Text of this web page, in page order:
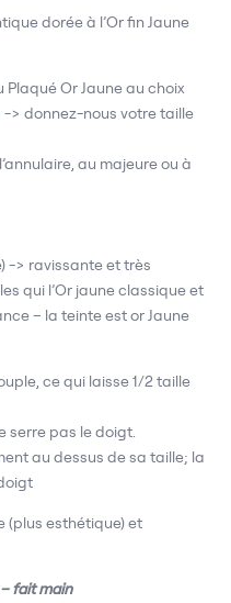
dorée à l’Or fin Jaune
Plaqué Or Jaune au choix
-> donnez-nous votre taille
au majeure ou à
-> ravissante et très
qui l’Or jaune classique et
– la teinte est or Jaune
ce qui laisse 1/2 taille
serre pas le doigt.
au dessus de sa taille; la
(plus esthétique) et
fait main